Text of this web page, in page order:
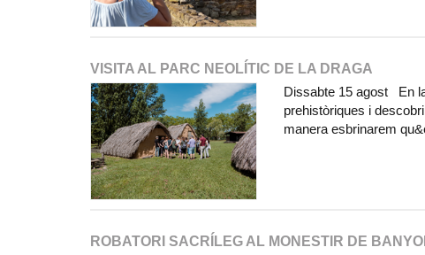
VISITA AL PARC NEOLÍTIC DE LA DRAGA
Dissabte 15 agost En
prehistòriques i
manera esbrinarem
ROBATORI SACRÍLEG AL MONESTIR DE